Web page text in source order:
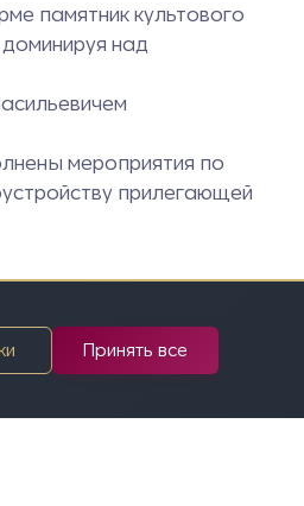
памятник культового
над
мероприятия по
прилегающей
Принять все